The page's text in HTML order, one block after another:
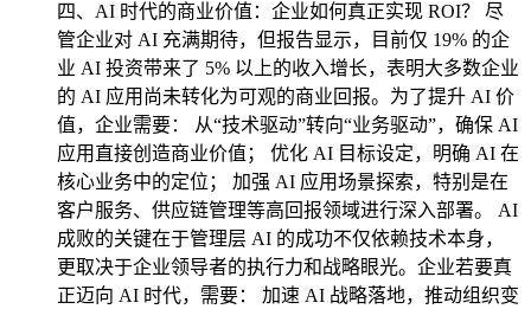
四、AI 时代的商业价值：企业如何真正实现 ROI？ 尽
管企业对 AI 充满期待，但报告显示，目前仅 19% 的企
业 AI 投资带来了 5% 以上的收入增长，表明大多数企业
的 AI 应用尚未转化为可观的商业回报。为了提升 AI 价
值，企业需要： 从“技术驱动”转向“业务驱动”，确保 AI
应用直接创造商业价值； 优化 AI 目标设定，明确 AI 在
核心业务中的定位； 加强 AI 应用场景探索，特别是在
客户服务、供应链管理等高回报领域进行深入部署。 AI
成败的关键在于管理层 AI 的成功不仅依赖技术本身，
更取决于企业领导者的执行力和战略眼光。企业若要真
正迈向 AI 时代，需要： 加速 AI 战略落地，推动组织变